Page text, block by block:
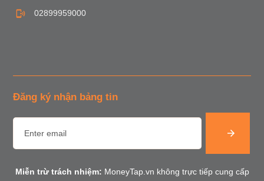
02899959000
Đăng ký nhận bảng tin
Miễn trừ trách nhiệm: MoneyTap.vn không trực tiếp cung cấp